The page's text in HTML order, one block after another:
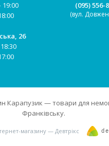
19:00
26
(095) 556-
(вул.
Карапузик — товари для
Франківську.
магазину — Девтрікс